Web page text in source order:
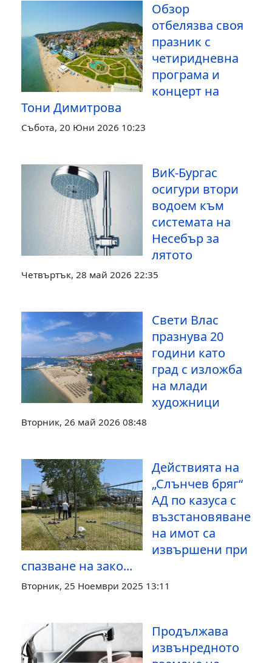
Обзор
отбелязва своя
празник с
четиридневна
програма и
концерт на
Тони Димитрова
Събота, 20 Юни 2026 10:23
ВиК-Бургас
осигури втори
водоем към
системата на
Несебър за
лятото
Четвъртък, 28 май 2026 22:35
Свети Влас
празнува 20
години като
град с изложба
на млади
художници
Вторник, 26 май 2026 08:48
Действията на
„Слънчев бряг“
АД по казуса с
възстановяване
на имот са
извършени при
спазване на зако...
Вторник, 25 Ноември 2025 13:11
Продължава
извънредното